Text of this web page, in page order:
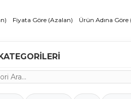
Fiyata Göre (Azalan) Ürün Adına Göre